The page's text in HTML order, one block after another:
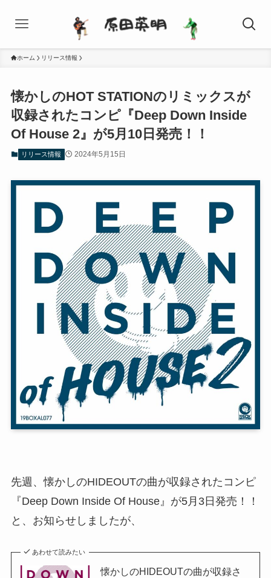
ホーム リリース情報
懐かしのHOT STATIONのリミックスが
収録されたコンピ『Deep Down Inside
Of House 2』が5月10日発売！！
リリース情報 2024年5月15日
先週、懐かしのHIDEOUTの曲が収録されたコンピ
『Deep Down Inside Of House』が5月3日発売！！
と、お知らせしましたが、
あわせて読みたい
懐かしのHIDEOUTの曲が収録さ